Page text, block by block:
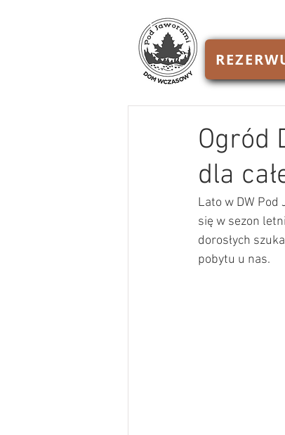
Ogród
dla
Lato w DW
się w sezon
dorosłych
pobytu u nas.